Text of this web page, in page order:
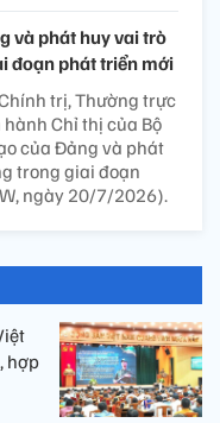
và phát huy vai trò
đoạn phát triển mới
trị, Thường trực
Chỉ thị của Bộ
của Đảng và phát
trong giai đoạn
ngày 20/7/2026).
hợp